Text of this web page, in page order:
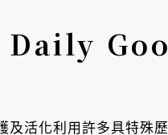
Daily
及活化利用許多具特殊